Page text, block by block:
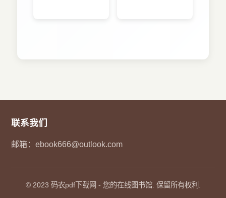
联系我们
邮箱：ebook666@outlook.com
© 2023 码农pdf下载网 - 您的在线图书馆. 保留所有权利.